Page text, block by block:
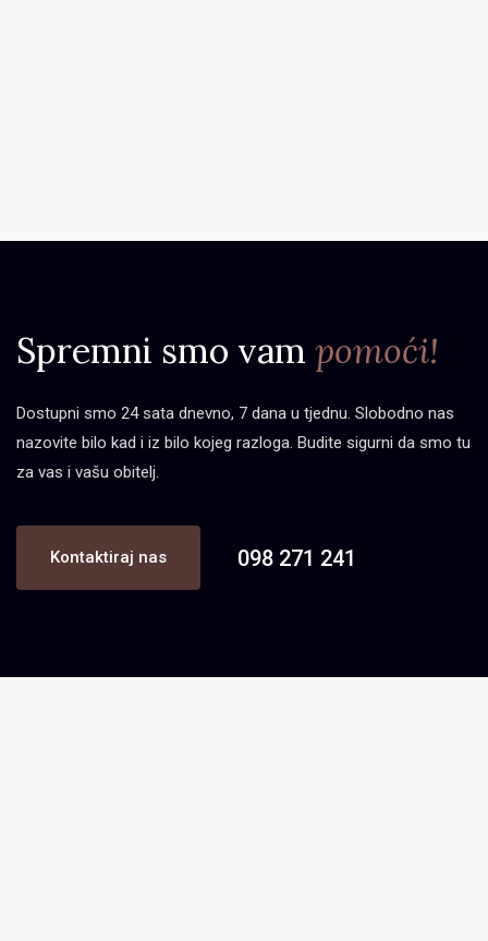
Spremni smo vam pomoći!
Dostupni smo 24 sata dnevno, 7 dana u tjednu. Slobodno nas
nazovite bilo kad i iz bilo kojeg razloga. Budite sigurni da smo tu
za vas i vašu obitelj.
Kontaktiraj nas 098 271 241